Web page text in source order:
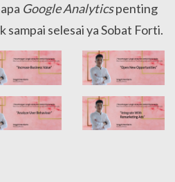
Google Analyticspenting
sampai selesai ya Sobat Forti.